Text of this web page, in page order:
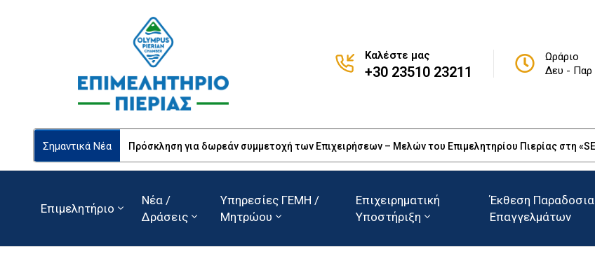
Καλέστε μας
+30 23510 23211
Ωράριο
Δευ - Παρ
Σημαντικά Νέα Πρόσκληση για δωρεάν συμμετοχή των Επιχειρήσεων – Μελών του Επιμελητηρίου Πιερίας στη
Επιμελητήριο
Νέα /
Δράσεις
Υπηρεσίες ΓΕΜΗ /
Μητρώου
Επιχειρηματική
Υποστήριξη
Έκθεση
Επαγγελμάτων